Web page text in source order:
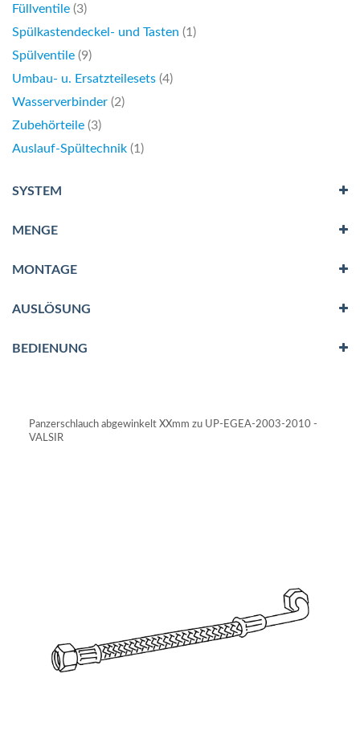
Panzerschlauch abgewinkelt XXmm zu UP-EGEA-2003-2010 -
VALSIR
Füllventile 3Artikel
Spülkastendeckel- und Tasten
1 Artikel
Spülventile 9Artikel
Umbau- u. Ersatzteilesets 4Artikel
Wasserverbinder 2Artikel
Zubehörteile 3Artikel
Auslauf-Spültechnik 1 Artikel
SYSTEM
MENGE
MONTAGE
AUSLÖSUNG
BEDIENUNG